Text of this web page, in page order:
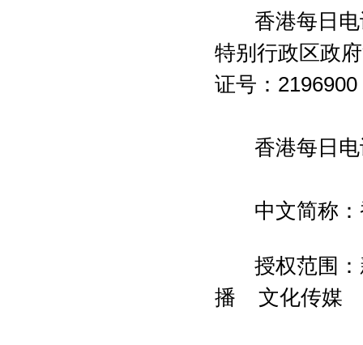
香港每日电
特别行政区政
证号：
香港每日电
中文简称：
授权范围：
播 文化传媒